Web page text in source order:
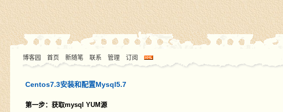
博客园 首页 新随笔 联系 管理 订阅
Centos7.3安装和配置Mysql5.7
第一步：获取mysql YUM源